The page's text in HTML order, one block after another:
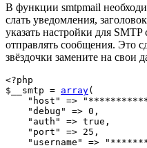
В функции smtpmail
слать уведомления,
указать настройки для
отправлять сообщения. Это
звёздочки замените на свои
<?php
$__smtp = array(
"host"
=>
"debug"
=> 0 ,
"auth"
=> true ,
"port"
=> 25 ,
"username"
=>